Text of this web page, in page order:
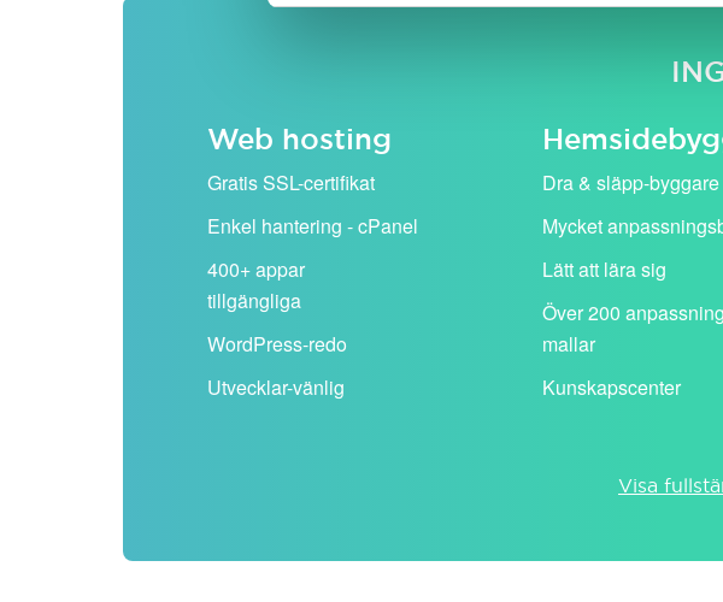
Web hosting
Gratis SSL-certifikat
Enkel hantering - cPanel
400+ appar
tillgängliga
WordPress-redo
Utvecklar-vänlig
Dra & släpp-byggare
Mycket
Lätt att lära sig
Över 200
mallar
Kunskapscenter
Visa